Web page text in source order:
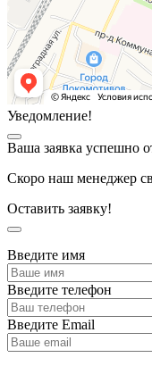
Уведомление!
Ваша заявка успешно
Скоро наш менеджер
Оставить заявку!
Введите имя
Введите телефон
Введите Email